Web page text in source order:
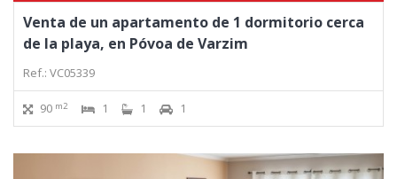
Venta de un apartamento de 1 dormitorio cerca
de la playa, en Póvoa de Varzim
Ref.: VC05339
90 m2 1 1 1